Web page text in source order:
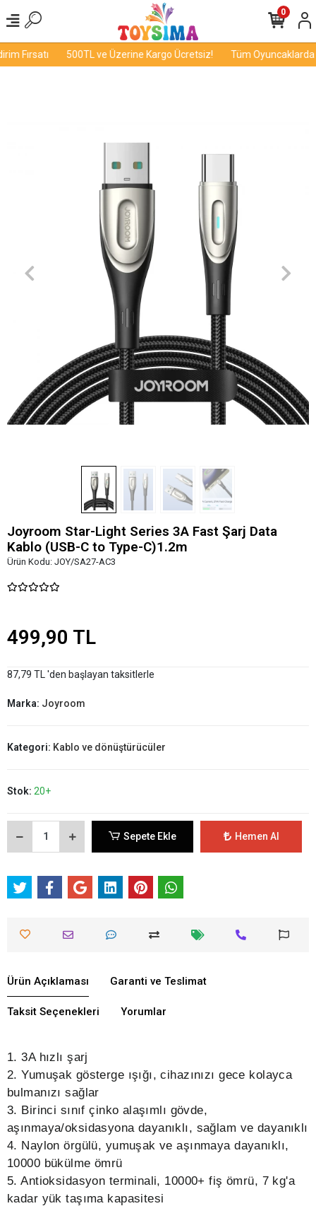
Fırsatı 500TL ve Üzerine Kargo Ücretsiz! Tüm Oyuncaklarda
0
Joyroom Star-Light Series 3A Fast Şarj Data
Kablo (USB-C to Type-C)1.2m
Ürün Kodu: JOY/SA27-AC3
499,90 TL
87,79 TL 'den başlayan taksitlerle
Marka: Joyroom
Kategori: Kablo ve dönüştürücüler
Stok: 20+
Sepete Ekle Hemen Al
Ürün Açıklaması Garanti ve Teslimat
Taksit Seçenekleri Yorumlar
1. 3A hızlı şarj
2. Yumuşak gösterge ışığı, cihazınızı gece kolayca
bulmanızı sağlar
3. Birinci sınıf çinko alaşımlı gövde,
aşınmaya/oksidasyona dayanıklı, sağlam ve dayanıklı
4. Naylon örgülü, yumuşak ve aşınmaya dayanıklı,
10000 bükülme ömrü
5. Antioksidasyon terminali, 10000+ fiş ömrü, 7 kg'a
kadar yük taşıma kapasitesi